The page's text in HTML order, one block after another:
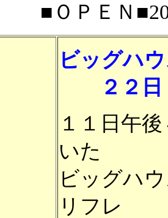
■ＯＰＥＮ
ビッグハ
２２日（
１１日午
いた
ビッグハ
リフレ